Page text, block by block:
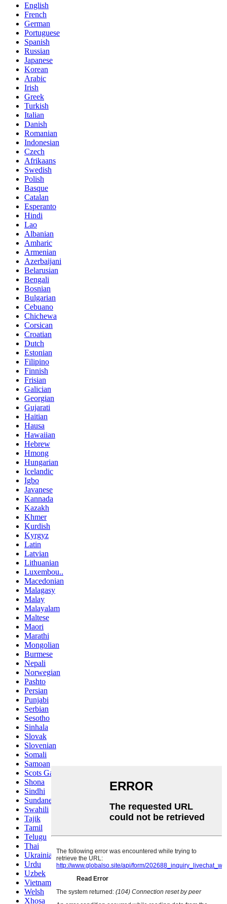
English
French
German
Portuguese
Spanish
Russian
Japanese
Korean
Arabic
Irish
Greek
Turkish
Italian
Danish
Romanian
Indonesian
Czech
Afrikaans
Swedish
Polish
Basque
Catalan
Esperanto
Hindi
Lao
Albanian
Amharic
Armenian
Azerbaijani
Belarusian
Bengali
Bosnian
Bulgarian
Cebuano
Chichewa
Corsican
Croatian
Dutch
Estonian
Filipino
Finnish
Frisian
Galician
Georgian
Gujarati
Haitian
Hausa
Hawaiian
Hebrew
Hmong
Hungarian
Icelandic
Igbo
Javanese
Kannada
Kazakh
Khmer
Kurdish
Kyrgyz
Latin
Latvian
Lithuanian
Luxembou..
Macedonian
Malagasy
Malay
Malayalam
Maltese
Maori
Marathi
Mongolian
Burmese
Nepali
Norwegian
Pashto
Persian
Punjabi
Serbian
Sesotho
Sinhala
Slovak
Slovenian
Somali
Samoan
Scots Gaelic
Shona
Sindhi
Sundanese
Swahili
Tajik
Tamil
Telugu
Thai
Ukrainian
Urdu
Uzbek
Vietnamese
Welsh
Xhosa